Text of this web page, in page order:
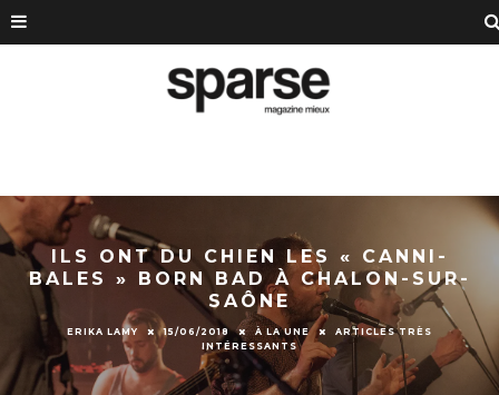
ILS ONT DU CHIEN LES « CANNI-
BALES » BORN BAD À CHALON-SUR-
SAÔNE
ERIKA LAMY 15/06/2018 À LA UNE
ARTICLES TRÈS
INTÉRESSANTS